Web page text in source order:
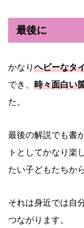
最後に
かなり ヘビーなタ
でき、 時々面白い
た。
最後の解説でも書
トとしてかなり楽
たい子どもたちか
それは身近では自
つながります。